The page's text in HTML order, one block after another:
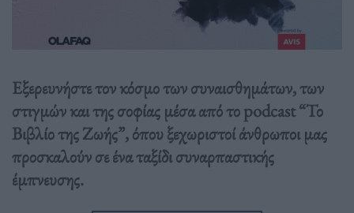
Εξερευνήστε τον κόσμο των συναισθημάτων, των
στιγμών και της σοφίας μέσα από το podcast “Το
Βιβλίο της Ζωής”, όπου ξεχωριστοί άνθρωποι μας
προσκαλούν σε ένα ταξίδι συναρπαστικής
έμπνευσης.